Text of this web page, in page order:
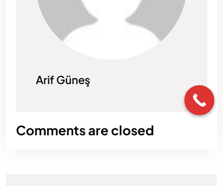
Arif Güneş
Comments are closed